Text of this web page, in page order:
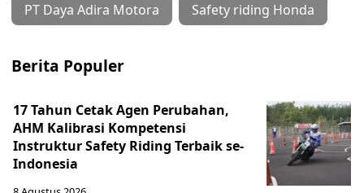
PT Daya Adira Motora Safety riding Honda
Berita Populer
17 Tahun Cetak Agen Perubahan,
AHM Kalibrasi Kompetensi
Instruktur Safety Riding Terbaik se-
Indonesia